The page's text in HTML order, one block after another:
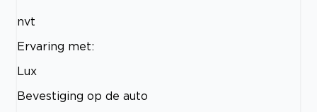
nvt
Ervaring met:
Lux
Bevestiging op de auto